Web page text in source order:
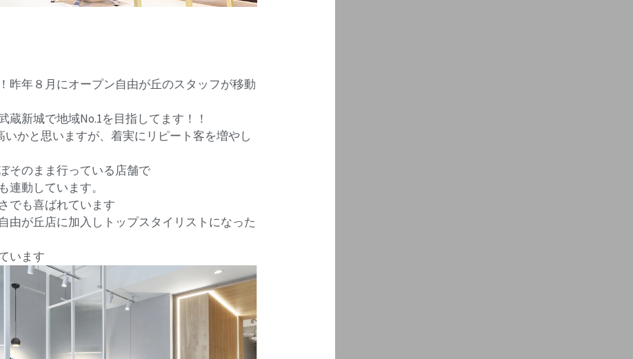
昨年８月にオープン自由が丘のスタッフが移動
蔵新城で地域No.1を目指してます！！
いかと思いますが、着実にリピート客を増やし
そのまま行っている店舗で
連動しています。
でも喜ばれています
由が丘店に加入しトップスタイリストになった
います